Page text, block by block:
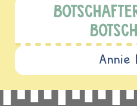
Annie